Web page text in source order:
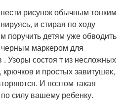
рисунок обычным тонким
и стирая по ходу
поручить детям уже обводить
маркером для
Узоры состоя т из несложных
крючков и простых завитушек,
И поэтом такая
силу вашему ребенку.